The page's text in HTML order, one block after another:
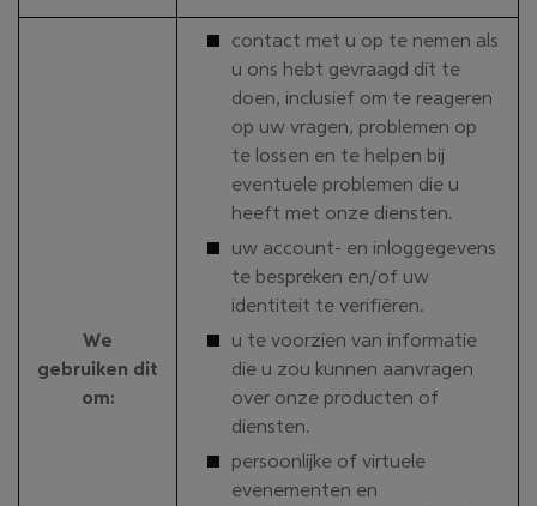
We
gebruiken dit
om:
contact met u op te nemen als
u ons hebt gevraagd dit te
doen, inclusief om te reageren
op uw vragen, problemen op
te lossen en te helpen bij
eventuele problemen die u
heeft met onze diensten.
uw account- en inloggegevens
te bespreken en/of uw
identiteit te verifiëren.
u te voorzien van informatie
die u zou kunnen aanvragen
over onze producten of
diensten.
persoonlijke of virtuele
evenementen en